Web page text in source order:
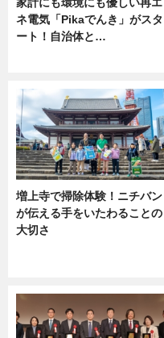
ネ電気「Pikaでんき」がスタ
ート！自治体と…
増上寺で掃除体験！ニチバン
が伝える手をいたわることの
大切さ